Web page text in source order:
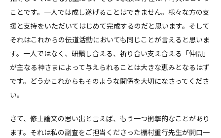
ことです。一人では成し遂げることはできません。様々な方の支
援と支持をいただいてはじめて完成するのだと思います。そして
それはこれからの伝道活動においても同じことが言えると思いま
す。一人ではなく、研鑽し合える、祈り合い支え合える「仲間」
が主なる神さまによって与えられることは大きな恵みとなるはず
です。どうかこれからもそのような関係を大切になさってくださ
い。
さて、修士論文の思い出と言えば、もう一つ衝撃的なことがあり
ます。それは私の副査をご担当くださった棚村重行先生が開口一